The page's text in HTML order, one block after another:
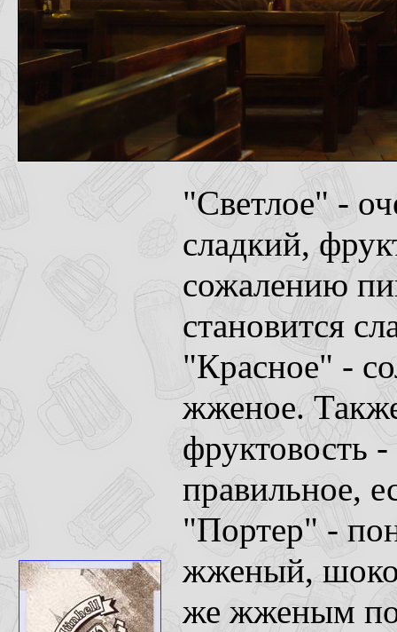
"Светлое" -
сладкий,
сожалению
становится
"Красное" -
жженое.
фруктовость
правильное,
"Портер" -
жженый,
же жженым